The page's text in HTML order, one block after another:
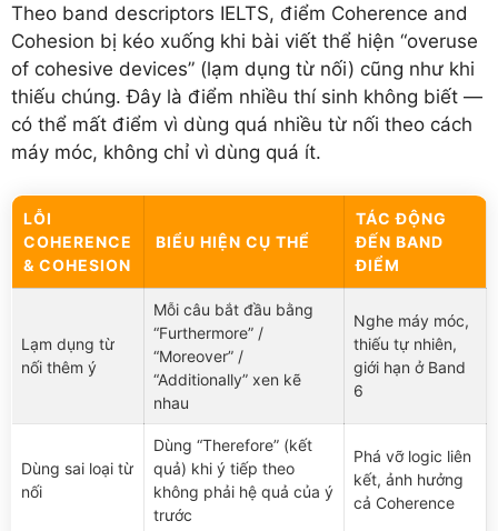
Theo band descriptors IELTS, điểm Coherence and
Cohesion bị kéo xuống khi bài viết thể hiện “overuse
of cohesive devices” (lạm dụng từ nối) cũng như khi
thiếu chúng. Đây là điểm nhiều thí sinh không biết —
có thể mất điểm vì dùng quá nhiều từ nối theo cách
máy móc, không chỉ vì dùng quá ít.
LỖI
COHERENCE
& COHESION
BIỂU HIỆN CỤ THỂ
TÁC ĐỘNG
ĐẾN BAND
ĐIỂM
Lạm dụng từ
nối thêm ý
Mỗi câu bắt đầu bằng
“Furthermore” /
“Moreover” /
“Additionally” xen kẽ
nhau
Nghe máy móc,
thiếu tự nhiên,
giới hạn ở Band
6
Dùng sai loại từ
nối
Dùng “Therefore” (kết
quả) khi ý tiếp theo
không phải hệ quả của ý
trước
Phá vỡ logic liên
kết, ảnh hưởng
cả Coherence